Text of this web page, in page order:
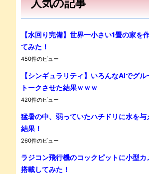
人気の記事
【水回り完備】世界一小さい1畳の家を
てみた！
450件のビュー
【シンギュラリティ】いろんなAIでグル
トークさせた結果ｗｗｗ
420件のビュー
猛暑の中、弱っていたハチドリに水を与
結果！
260件のビュー
ラジコン飛行機のコックピットに小型カ
搭載してみた！